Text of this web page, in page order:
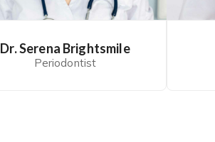
Dr. Serena Brightsmile
Periodontist